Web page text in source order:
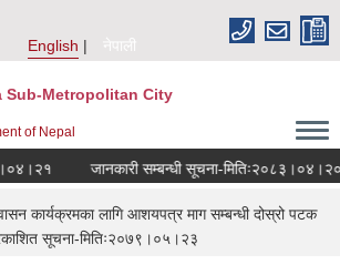
English
नेपाली
Sub-Metropolitan City
of Nepal
जानकारी सम्बन्धी सूचना-मितिः२०८३।०४।२०
कार्यक्रमका लागि आशयपत्र माग सम्बन्धी दोस्रो पटक
सूचना-मितिः२०७९।०५।२३